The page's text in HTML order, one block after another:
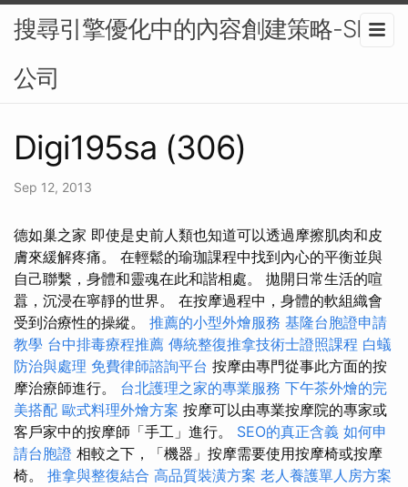
搜尋引擎優化中的內容創建策略-SEO
公司
Digi195sa (306)
Sep 12, 2013
德如巢之家 即使是史前人類也知道可以透過摩擦肌肉和皮
膚來緩解疼痛。 在輕鬆的瑜珈課程中找到內心的平衡並與
自己聯繫，身體和靈魂在此和諧相處。 拋開日常生活的喧
囂，沉浸在寧靜的世界。 在按摩過程中，身體的軟組織會
受到治療性的操縱。 推薦的小型外燴服務 基隆台胞證申請
教學 台中排毒療程推薦 傳統整復推拿技術士證照課程 白蟻
防治與處理 免費律師諮詢平台 按摩由專門從事此方面的按
摩治療師進行。 台北護理之家的專業服務 下午茶外燴的完
美搭配 歐式料理外燴方案 按摩可以由專業按摩院的專家或
客戶家中的按摩師「手工」進行。 SEO的真正含義 如何申
請台胞證 相較之下，「機器」按摩需要使用按摩椅或按摩
椅。 推拿與整復結合 高品質裝潢方案 老人養護單人房方案